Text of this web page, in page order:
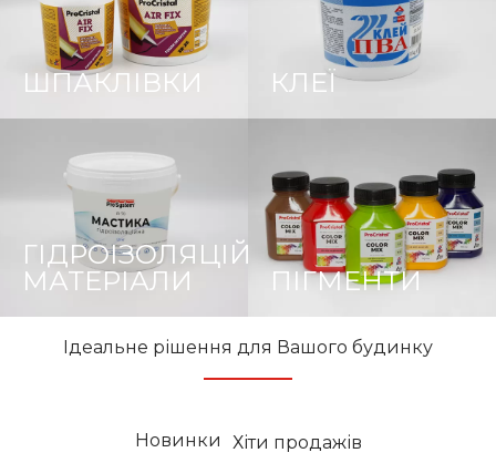
ШПАКЛІВКИ КЛЕЇ
ГІДРОІЗОЛЯЦІЙНІ
МАТЕРІАЛИ
ПІГМЕНТИ
Ідеальне рішення для Вашого будинку
Новинки Хіти продажів